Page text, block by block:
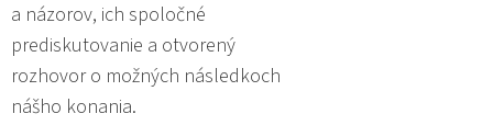
a názorov, ich spoločné
prediskutovanie a otvorený
rozhovor o možných následkoch
nášho konania.